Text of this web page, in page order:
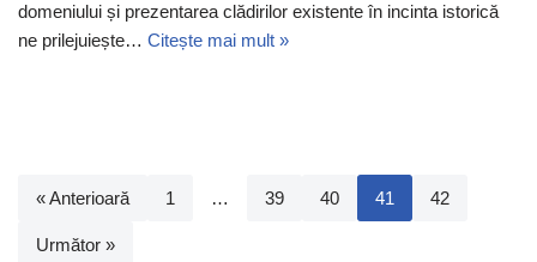
domeniului și prezentarea clădirilor existente în incinta istorică
ne prilejuiește… Citește mai mult »
« Anterioară 1 … 39 40 41 42
Următor »